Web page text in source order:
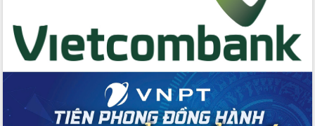
trong phòng chống tảo hôn và hôn
nhân cận huyết thống
Nông sản Tây Nguyên thu hút doanh
nghiệp nước ngoài
Đắk Lắk định vị thương hiệu du lịch
“Biển – Rừng – Cà phê” trong không
gian phát triển mới